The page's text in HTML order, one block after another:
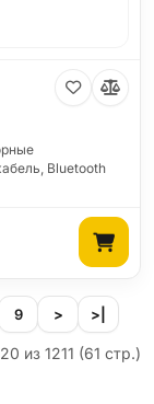
Bluetooth
9 > >|
из 1211 (61 стр.)